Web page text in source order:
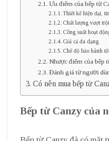
Ưu điểm của bếp từ
Thiết kế hiện đại,
Chất lượng vượt trội
Công suất hoạt
Giá cả đa dạng
Chế độ bảo hành
Nhược điểm của bếp
Đánh giá từ người
Có nên mua bếp từ
Bếp từ Canzy của